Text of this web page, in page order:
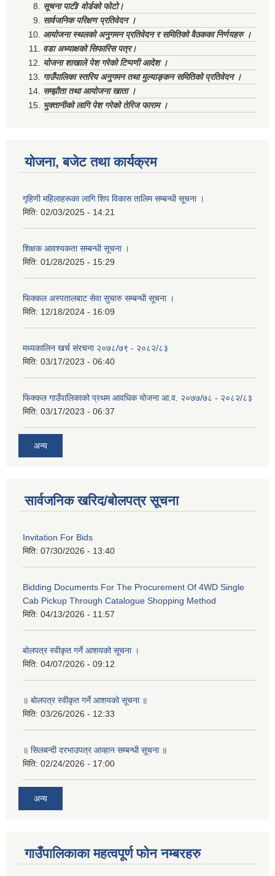
सूचना पाटी/ वोर्डको फोटो।
सार्वजनिक परिक्षण प्रतिवेदन ।
आयोजना स्थलको अनुगमन प्रतिवेदन र समितिको वैठकका निर्णयहरु ।
वडा अध्याक्षको सिफारिस पत्र।
योजना शाखाले पेश गरेको टिप्पणी आदेश ।
गाउँपालिका स्तरिय अनुगमन तथा मुल्याङ्कन समितिको प्रतिवेदन ।
सम्झौता तथा आयोजना खाता ।
भुक्तानीको लागि पेश गरेको तेरिज फाराम ।
योजना, बजेट तथा कार्यक्रम
गृहिणी महिलाहरूका लागि शिप विकास तालिम सम्बन्धी सूचना ‌।
मिति: 02/03/2025 - 14:21
शिक्षक आवश्यकता सम्बन्धी सूचना ।
मिति: 01/28/2025 - 15:29
फिक्कल अस्पतालबाट सेवा सुचारु सम्बन्धी सूचना ।
मिति: 12/18/2024 - 16:09
मध्यकालिन खर्च संरचना २०७८/७९ - २०८२/८३
मिति: 03/17/2023 - 06:40
फिक्कल गाउँपालिकाको प्रथम आवधिक योजना आ.व. २०७७/७८ - २०८२/८३
मिति: 03/17/2023 - 06:37
अन्य
सार्वजनिक खरिद/बोलपत्र सूचना
Invitation For Bids
मिति: 07/30/2026 - 13:40
Bidding Documents For The Procurement Of 4WD Single
Cab Pickup Through Catalogue Shopping Method
मिति: 04/13/2026 - 11:57
बोलपत्र स्वीकृत गर्ने आशयको सूचना ।
मिति: 04/07/2026 - 09:12
॥ बोलपत्र स्वीकृत गर्ने आशयको सूचना ॥
मिति: 03/26/2026 - 12:33
॥ सिलबन्दी दरभाउपत्र आव्हान सम्बन्धी सूचना ॥
मिति: 02/24/2026 - 17:00
अन्य
गाउँपालिकाका महत्वपूर्ण फोन नम्बरहरु